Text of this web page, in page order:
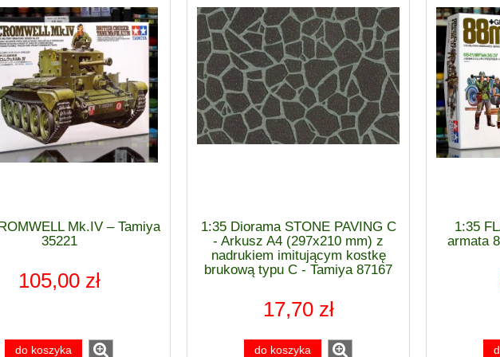
Mk.IV – Tamiya
35221
105,00 zł
do koszyka
1:35 Diorama STONE PAVING C
- Arkusz A4 (297x210 mm) z
nadrukiem imitującym kostkę
brukową typu C - Tamiya 87167
17,70 zł
do koszyka
1:35
armata